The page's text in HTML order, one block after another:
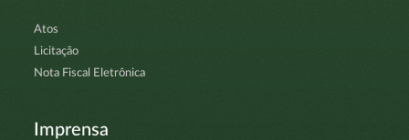
Atos
Licitação
Nota Fiscal Eletrônica
Imprensa